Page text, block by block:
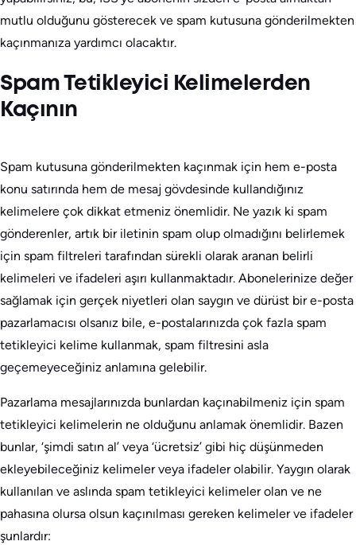
mutlu olduğunu gösterecek ve spam kutusuna gönderilmekten
kaçınmanıza yardımcı olacaktır.
Spam Tetikleyici Kelimelerden
Kaçının
Spam kutusuna gönderilmekten kaçınmak için hem e-posta
konu satırında hem de mesaj gövdesinde kullandığınız
kelimelere çok dikkat etmeniz önemlidir. Ne yazık ki spam
gönderenler, artık bir iletinin spam olup olmadığını belirlemek
için spam filtreleri tarafından sürekli olarak aranan belirli
kelimeleri ve ifadeleri aşırı kullanmaktadır. Abonelerinize değer
sağlamak için gerçek niyetleri olan saygın ve dürüst bir e-posta
pazarlamacısı olsanız bile, e-postalarınızda çok fazla spam
tetikleyici kelime kullanmak, spam filtresini asla
geçemeyeceğiniz anlamına gelebilir.
Pazarlama mesajlarınızda bunlardan kaçınabilmeniz için spam
tetikleyici kelimelerin ne olduğunu anlamak önemlidir. Bazen
bunlar, ‘şimdi satın al’ veya ‘ücretsiz’ gibi hiç düşünmeden
ekleyebileceğiniz kelimeler veya ifadeler olabilir. Yaygın olarak
kullanılan ve aslında spam tetikleyici kelimeler olan ve ne
pahasına olursa olsun kaçınılması gereken kelimeler ve ifadeler
şunlardır: